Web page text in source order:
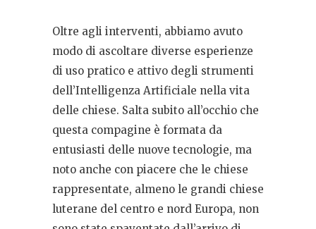
Oltre agli interventi, abbiamo avuto
modo di ascoltare diverse esperienze
di uso pratico e attivo degli strumenti
dell’Intelligenza Artificiale nella vita
delle chiese. Salta subito all’occhio che
questa compagine è formata da
entusiasti delle nuove tecnologie, ma
noto anche con piacere che le chiese
rappresentate, almeno le grandi chiese
luterane del centro e nord Europa, non